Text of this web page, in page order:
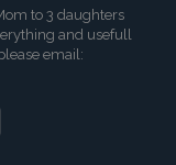
to 3 daughters
and usefull
email: